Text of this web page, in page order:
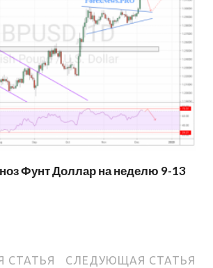
Фунт Доллар на неделю 9-13
СТАТЬЯ СЛЕДУЮЩАЯ СТАТЬЯ